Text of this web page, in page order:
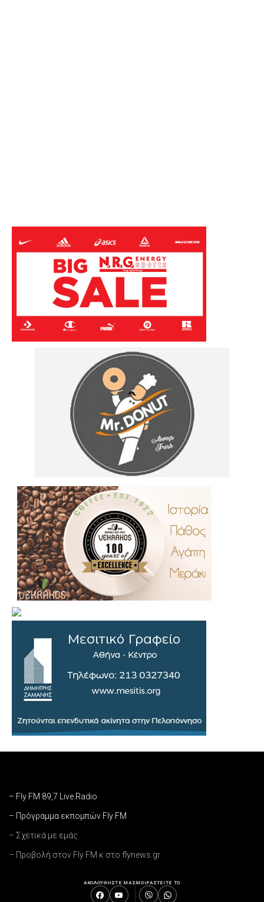
– Fly FM 89,7 Live Radio
– Πρόγραμμα εκπομπών Fly FM
– Σχετικά με εμάς
– Προβολή στον Fly FM κ στο flynews.gr
ΑΚΟΛΟΥΘΗΣΤΕ ΜΑΣΜΟΙΡΑΣΤΕΙΤΕ ΤΟ